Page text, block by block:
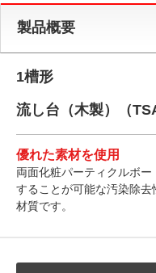
製品概要
1槽形
流し台（木製）（
優れた素材を使用
両面化粧パーティクルボ
することが可能な汚染除
材質です。